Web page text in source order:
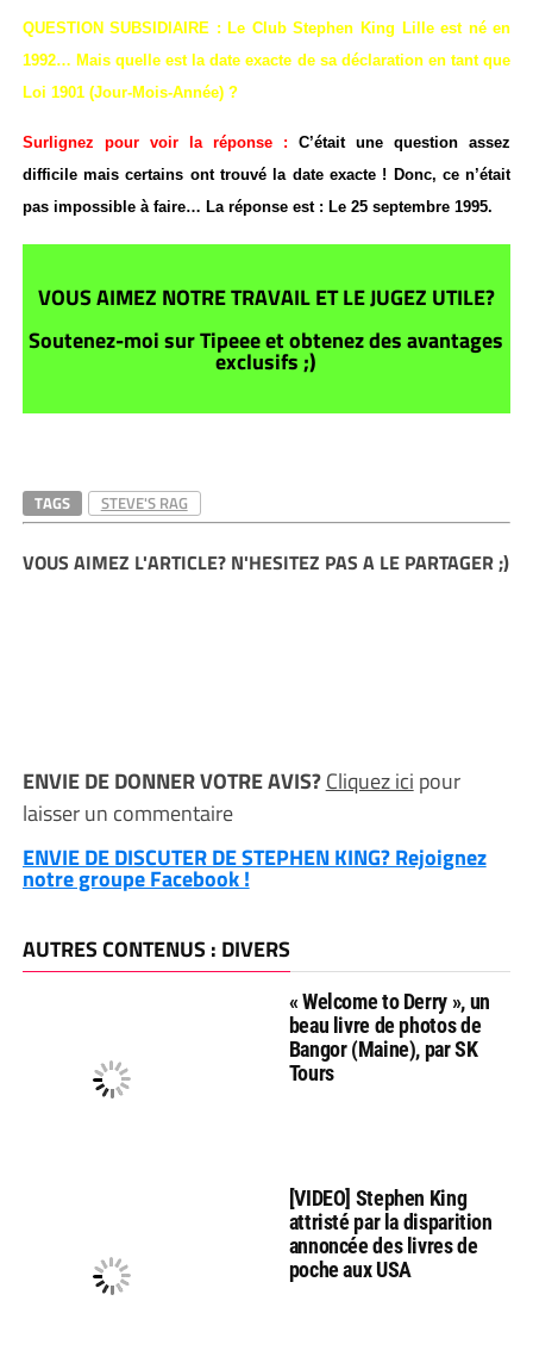
QUESTION SUBSIDIAIRE : Le Club Stephen King Lille est né en
1992… Mais quelle est la date exacte de sa déclaration en tant que
Loi 1901 (Jour-Mois-Année) ?
Surlignez pour voir la réponse :C’était une question assez
difficile mais certains ont trouvé la date exacte ! Donc, ce n’était
pas impossible à faire… La réponse est : Le 25 septembre 1995.
VOUS AIMEZ NOTRE TRAVAIL ET LE JUGEZ UTILE?
Soutenez-moi sur Tipeee et obtenez des avantages
exclusifs ;)
TAGS STEVE'S RAG
VOUS AIMEZ L'ARTICLE? N'HESITEZ PAS A LE PARTAGER ;)
ENVIE DE DONNER VOTRE AVIS?Cliquez ici pour
laisser un commentaire
ENVIE DE DISCUTER DE STEPHEN KING? Rejoignez
notre groupe Facebook !
AUTRES CONTENUS : DIVERS
« Welcome to Derry », un
beau livre de photos de
Bangor (Maine), par SK
Tours
[VIDEO] Stephen King
attristé par la disparition
annoncée des livres de
poche aux USA